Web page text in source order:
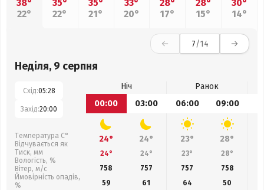
38°
22°
35°
22°
35°
21°
33°
20°
28°
17°
28°
15°
30°
14°
7/14
Неділя, 9 серпня
Схід:05:28
Захід:20:00
Температура С°
Відчувається як
Тиск, мм
Вологість, %
Вітер, м/с
Ймовірність опадів,
%
Ніч
Ранок
00:00
03:00 06:00 09:00
24° 24° 23° 28°
24° 24° 23° 28°
758
757 757 758
59
61 64 50